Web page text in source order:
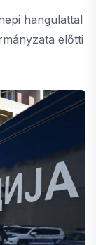
hangulattal
előtti